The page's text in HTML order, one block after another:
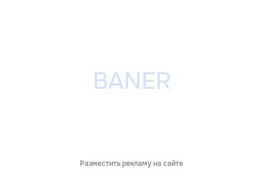
Разместить рекламу на сайте